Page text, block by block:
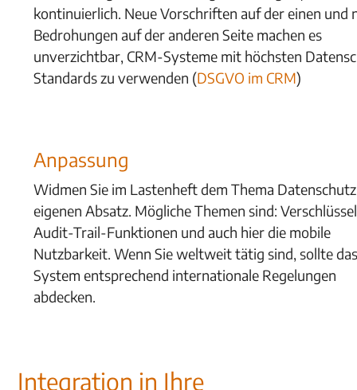
kontinuierlich. Neue Vorschriften auf der einen und
Bedrohungen auf der anderen Seite machen es
unverzichtbar, CRM-Systeme mit höchsten
Standards zu verwenden (DSGVO im CRM)
Anpassung
Widmen Sie im Lastenheft dem Thema
eigenen Absatz. Mögliche Themen sind:
Audit-Trail-Funktionen und auch hier die mobile
Nutzbarkeit. Wenn Sie weltweit tätig sind, sollte
System entsprechend internationale Regelungen
abdecken.
Integration in Ihre